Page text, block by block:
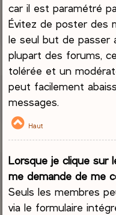
car il est paramétré
Évitez de poster des
le seul but de passer
plupart des forums,
tolérée et un
peut facilement
messages.
Haut
Lorsque je clique sur
me demande de me
Seuls les membres
via le formulaire